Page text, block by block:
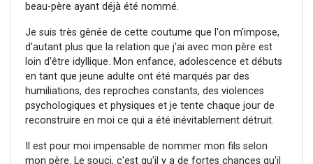
beau-père ayant déjà été nommé.
Je suis très gênée de cette coutume que l'on m'impose,
d'autant plus que la relation que j'ai avec mon père est
loin d'être idyllique. Mon enfance, adolescence et débuts
en tant que jeune adulte ont été marqués par des
humiliations, des reproches constants, des violences
psychologiques et physiques et je tente chaque jour de
reconstruire en moi ce qui a été inévitablement détruit.
Il est pour moi impensable de nommer mon fils selon
mon père. Le souci, c'est qu'il y a de fortes chances qu'il